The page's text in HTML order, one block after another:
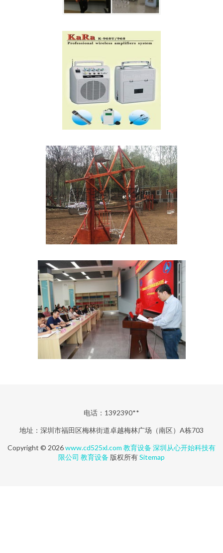
电话：1392390**
地址：深圳市福田区梅林街道卓越梅林广场（南区）A栋703
Copyright © 2026www.cd525xl.com 教育设备 深圳从心开始科技有
限公司 教育设备 版权所有Sitemap